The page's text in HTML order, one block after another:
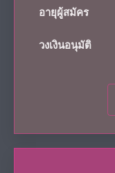
อายุผู้สมัคร
วงเงินอนุมัติ